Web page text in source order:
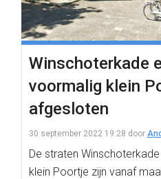
Winschoterkade
voormalig klein
afgesloten
30 september 2022 19:28 door
De straten
klein Poortje zijn vanaf